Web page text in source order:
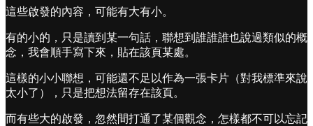
這些啟發的內容，可能有大有小。
有的小的，只是讀到某一句話，聯想到誰誰誰也說過類似的概
念，我會順手寫下來，貼在該頁某處。
這樣的小小聯想，可能還不足以作為一張卡片（對我標準來說
太小了），只是把想法留存在該頁。
而有些大的啟發，忽然間打通了某個觀念，怎樣都不可以忘記